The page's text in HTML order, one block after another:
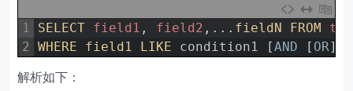
1
2
SELECT field1 , field2 , . . . fieldN FROM
WHERE field1 LIKE condition1 [AND [ OR]
解析如下：